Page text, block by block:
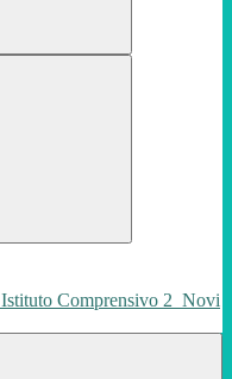
Istituto Comprensivo 2 Novi